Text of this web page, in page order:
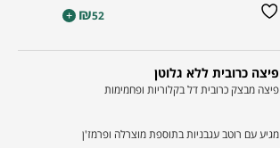
₪52
+
פיצה כרובית ללא גלוטן
פיצה מבצק כרובית דל בקלוריות ופחמימות
מגיע עם רוטב עגבניות בתוספת מוצרלה ופרמז'ן